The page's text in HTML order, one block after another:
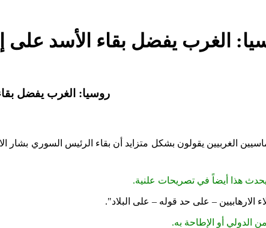
الغرب يفضل بقاء الأسد على
روسيا: الغرب يفضل
الغربيين يقولون بشكل متزايد أن بقاء الرئيس السوري
هذا أيضاً في تصريحات علنية.
– على حد قوله – على البلاد."
الدولي أو الإطاحة به.